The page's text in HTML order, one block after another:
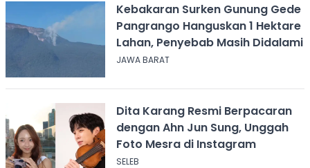
Kebakaran Surken Gunung Gede
Pangrango Hanguskan 1 Hektare
Lahan, Penyebab Masih Didalami
JAWA BARAT
Dita Karang Resmi Berpacaran
dengan Ahn Jun Sung, Unggah
Foto Mesra di Instagram
SELEB